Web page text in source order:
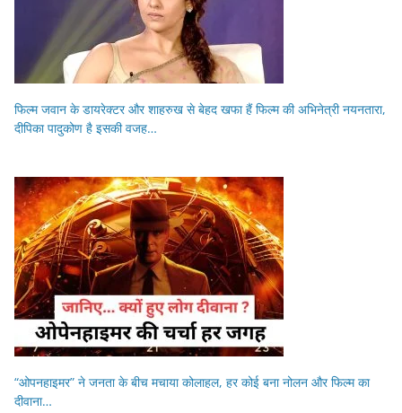
फिल्म जवान के डायरेक्टर और शाहरुख से बेहद खफा हैं फिल्म की अभिनेत्री नयनतारा,
दीपिका पादुकोण है इसकी वजह…
“ओपनहाइमर” ने जनता के बीच मचाया कोलाहल, हर कोई बना नोलन और फिल्म का
दीवाना…